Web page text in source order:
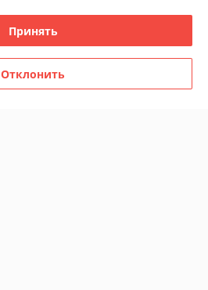
06.08.2026
Принять
Отклонить